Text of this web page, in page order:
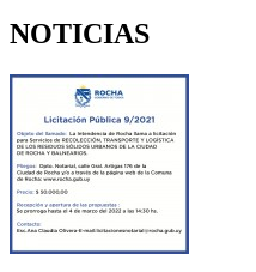
NOTICIAS